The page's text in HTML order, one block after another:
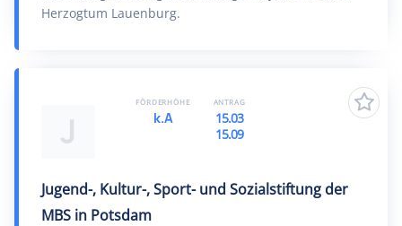
Herzogtum Lauenburg.
J
Jugend-, Kultur-, Sport- und Sozialstiftung der
MBS in Potsdam
FÖRDERHÖHE
k.A
ANTRAG
15.03
15.09